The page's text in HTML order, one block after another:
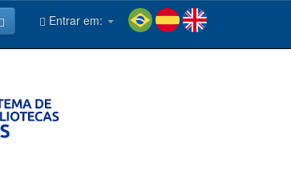
Entrar em: